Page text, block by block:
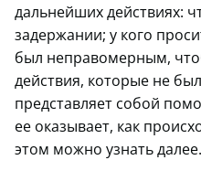
дальнейших действиях:
задержании; у кого
был неправомерным,
действия, которые не
представляет собой
ее оказывает, как
этом можно узнать далее.